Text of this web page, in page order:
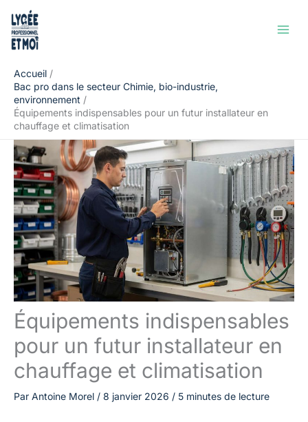
contenu
Accueil
Bac pro dans le secteur Chimie, bio-industrie,
environnement
Équipements indispensables pour un futur installateur en
chauffage et climatisation
Équipements indispensables
pour un futur installateur en
chauffage et climatisation
Par Antoine Morel / 8 janvier 2026 / 5 minutes de lecture
Rechercher